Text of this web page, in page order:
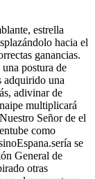
estrella
hacia el
ganancias.
postura de
adquirido una
adivinar de
multiplicará
Señor de el
como
se
General de
otras